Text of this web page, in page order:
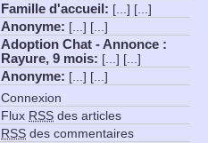
Famille d'accueil : [...] [...]
Anonyme: [...] [...]
Adoption Chat - Annonce :
Rayure, 9 mois: [...] [...]
Anonyme: [...] [...]
Connexion
Flux RSS des articles
RSS des commentaires